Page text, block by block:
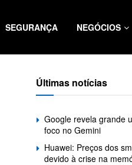
SEGURANÇA NEGÓCIOS
Últimas notícias
Google revela grande
foco no Gemini
Huawei: Preços dos
devido à crise na